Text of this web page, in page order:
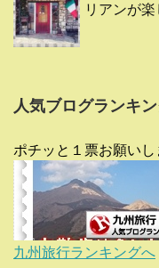
リアンが
人気ブログランキ
ポチッと１票お願いし
九州旅行ランキングへ